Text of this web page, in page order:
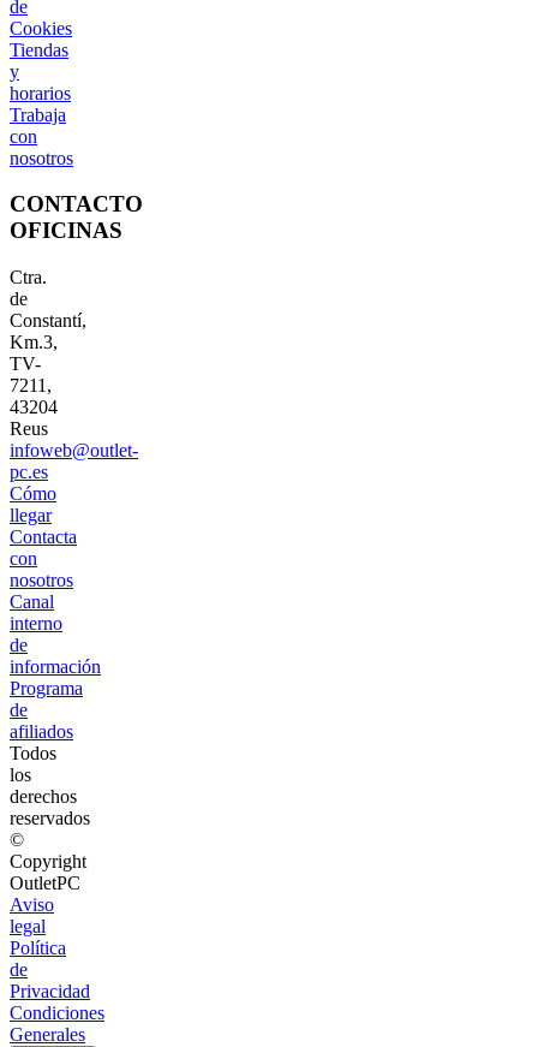
de
Cookies
Tiendas
y
horarios
Trabaja
con
nosotros
CONTACTO
OFICINAS
Ctra.
de
Constantí,
Km.3,
TV-
7211,
43204
Reus
infoweb@outlet-
pc.es
Cómo
llegar
Contacta
con
nosotros
Canal
interno
de
información
Programa
de
afiliados
Todos
los
derechos
reservados
©
Copyright
OutletPC
Aviso
legal
Política
de
Privacidad
Condiciones
Generales